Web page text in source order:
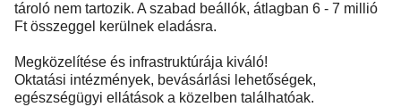
tároló nem tartozik. A szabad beállók, átlagban 6 - 7 millió
Ft összeggel kerülnek eladásra.
Megközelítése és infrastruktúrája kiváló!
Oktatási intézmények, bevásárlási lehetőségek,
egészségügyi ellátások a közelben találhatóak.